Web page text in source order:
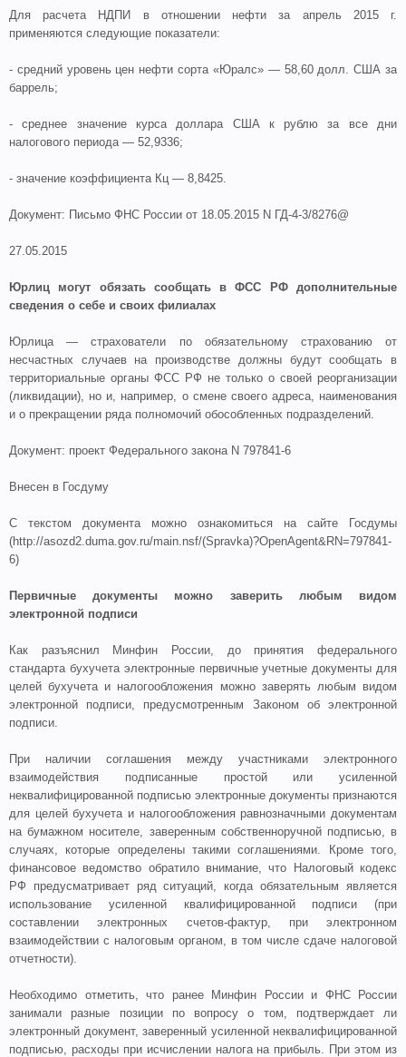
Для расчета НДПИ в отношении нефти за апрель 2015 г.
применяются следующие показатели:
- средний уровень цен нефти сорта «Юралс» — 58,60 долл. США за
баррель;
- среднее значение курса доллара США к рублю за все дни
налогового периода — 52,9336;
- значение коэффициента Кц — 8,8425.
Документ: Письмо ФНС России от 18.05.2015 N ГД-4-3/8276@
27.05.2015
Юрлиц могут обязать сообщать в ФСС РФ дополнительные
сведения о себе и своих филиалах
Юрлица — страхователи по обязательному страхованию от
несчастных случаев на производстве должны будут сообщать в
территориальные органы ФСС РФ не только о своей реорганизации
(ликвидации), но и, например, о смене своего адреса, наименования
и о прекращении ряда полномочий обособленных подразделений.
Документ: проект Федерального закона N 797841-6
Внесен в Госдуму
С текстом документа можно ознакомиться на сайте Госдумы
(http://asozd2.duma.gov.ru/main.nsf/(Spravka)?OpenAgent&RN=797841-
6)
Первичные документы можно заверить любым видом
электронной подписи
Как разъяснил Минфин России, до принятия федерального
стандарта бухучета электронные первичные учетные документы для
целей бухучета и налогообложения можно заверять любым видом
электронной подписи, предусмотренным Законом об электронной
подписи.
При наличии соглашения между участниками электронного
взаимодействия подписанные простой или усиленной
неквалифицированной подписью электронные документы признаются
для целей бухучета и налогообложения равнозначными документам
на бумажном носителе, заверенным собственноручной подписью, в
случаях, которые определены такими соглашениями. Кроме того,
финансовое ведомство обратило внимание, что Налоговый кодекс
РФ предусматривает ряд ситуаций, когда обязательным является
использование усиленной квалифицированной подписи (при
составлении электронных счетов-фактур, при электронном
взаимодействии с налоговым органом, в том числе сдаче налоговой
отчетности).
Необходимо отметить, что ранее Минфин России и ФНС России
занимали разные позиции по вопросу о том, подтверждает ли
электронный документ, заверенный усиленной неквалифицированной
подписью, расходы при исчислении налога на прибыль. При этом из